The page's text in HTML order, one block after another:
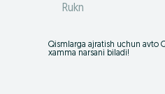
Rukn
Qismlarga ajratish uchun avto
xamma narsani biladi!